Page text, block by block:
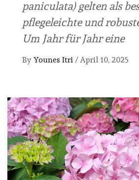
paniculata) gelten als
pflegeleichte und
Um Jahr für Jahr eine
By Younes Itri / April 10, 2025